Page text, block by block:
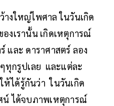
างใหญ่ไพศาล ในวันเกิด
งเรานั้น เกิดเหตุการณ์
และ ดาราศาสตร์ ลอง
ๆทุกรูปเลย และแต่ละ
ได้รู้กันว่า ในวันเกิด
น์ ได้จบภาพเหตุการณ์